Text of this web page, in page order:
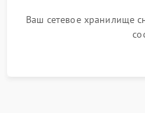
Ваш сетевое хранилище